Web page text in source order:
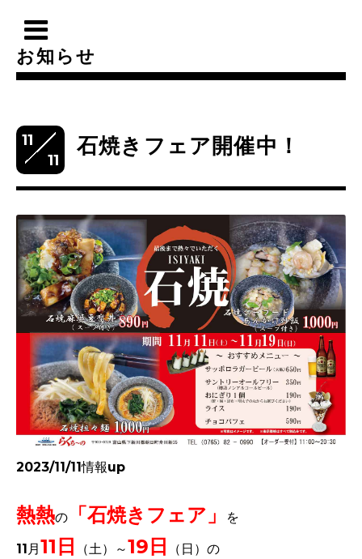
お知らせ
11
11
石焼きフェア開催中！
2023/11/11情報up
熱熱の 「石焼きフェア」 を
11月11日 （土）～19日
（日）の